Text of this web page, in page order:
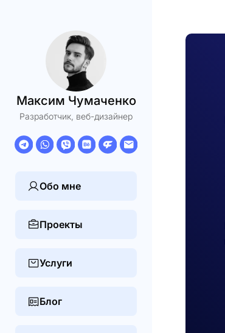
Максим Чумаченко
Разработчик, веб-дизайнер
Обо мне
Проекты
Услуги
Блог